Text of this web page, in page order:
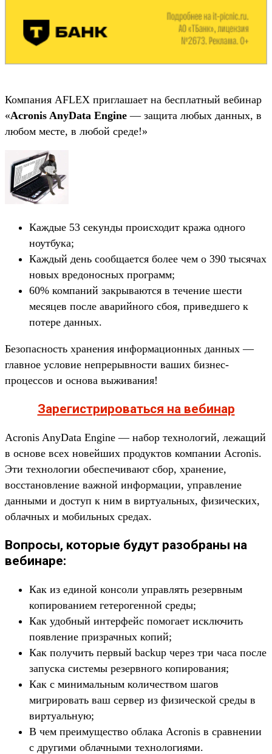
Компания AFLEX приглашает на бесплатный вебинар
«Acronis AnyData Engine — защита любых данных, в
любом месте, в любой среде!»
Каждые 53 секунды происходит кража одного
ноутбука;
Каждый день сообщается более чем о 390 тысячах
новых вредоносных программ;
60% компаний закрываются в течение шести
месяцев после аварийного сбоя, приведшего к
потере данных.
Безопасность хранения информационных данных —
главное условие непрерывности ваших бизнес-
процессов и основа выживания!
Зарегистрироваться на вебинар
Acronis AnyData Engine — набор технологий, лежащий
в основе всех новейших продуктов компании Acronis.
Эти технологии обеспечивают сбор, хранение,
восстановление важной информации, управление
данными и доступ к ним в виртуальных, физических,
облачных и мобильных средах.
Вопросы, которые будут разобраны на
вебинаре:
Как из единой консоли управлять резервным
копированием гетерогенной среды;
Как удобный интерфейс помогает исключить
появление призрачных копий;
Как получить первый backup через три часа после
запуска системы резервного копирования;
Как с минимальным количеством шагов
мигрировать ваш сервер из физической среды в
виртуальную;
В чем преимущество облака Acronis в сравнении
с другими облачными технологиями.